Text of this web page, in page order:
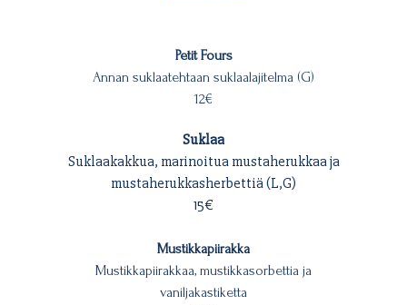
Petit Fours
Annan suklaatehtaan suklaalajitelma (G)
12€
Suklaa
Suklaakakkua, marinoitua mustaherukkaa ja
mustaherukkasherbettiä (L,G)
15€
Mustikkapiirakka
Mustikkapiirakkaa, mustikkasorbettia ja
vaniljakastiketta